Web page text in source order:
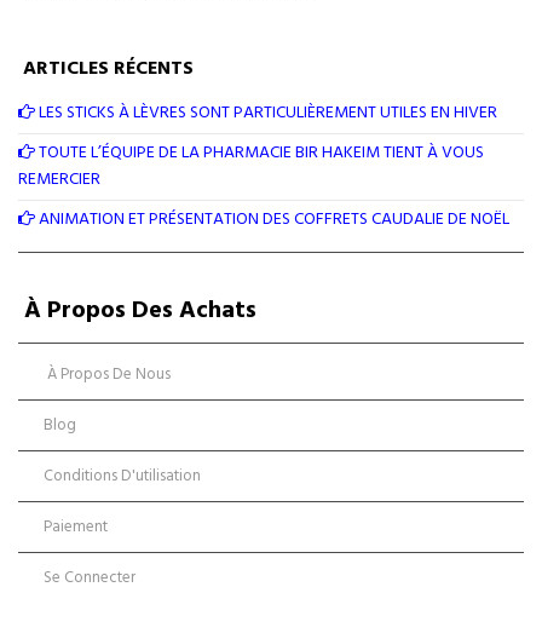
ARTICLES RÉCENTS
LES STICKS À LÈVRES SONT PARTICULIÈREMENT UTILES EN HIVER
TOUTE L’ÉQUIPE DE LA PHARMACIE BIR HAKEIM TIENT À VOUS
REMERCIER
ANIMATION ET PRÉSENTATION DES COFFRETS CAUDALIE DE NOËL
À Propos Des Achats
À Propos De Nous
Blog
Conditions D'utilisation
Paiement
Se Connecter